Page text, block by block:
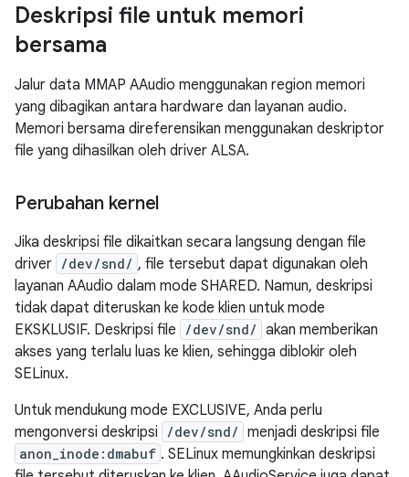
Deskripsi file untuk memori
bersama
Jalur data MMAP AAudio menggunakan region memori
yang dibagikan antara hardware dan layanan audio.
Memori bersama direferensikan menggunakan deskriptor
file yang dihasilkan oleh driver ALSA.
Perubahan kernel
Jika deskripsi file dikaitkan secara langsung dengan file
driver /dev/snd/ , file tersebut dapat digunakan oleh
layanan AAudio dalam mode SHARED. Namun, deskripsi
tidak dapat diteruskan ke kode klien untuk mode
EKSKLUSIF. Deskripsi file
/dev/snd/ akan memberikan
akses yang terlalu luas ke klien, sehingga diblokir oleh
SELinux.
Untuk mendukung mode EXCLUSIVE, Anda perlu
mengonversi deskripsi
/dev/snd/ menjadi deskripsi file
anon_inode:dmabuf . SELinux memungkinkan deskripsi